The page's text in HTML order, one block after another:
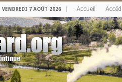
VENDREDI 7 AOÛT 2026 Accueil